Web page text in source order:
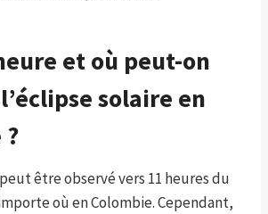
et où peut-on
solaire en
être observé vers 11 heures du
où en Colombie. Cependant,